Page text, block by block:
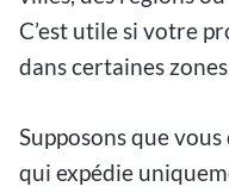
C’est utile si votre
dans certaines
Supposons que
qui expédie